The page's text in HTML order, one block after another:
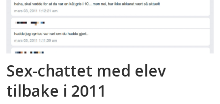
Sex-chattet med elev
tilbake i 2011